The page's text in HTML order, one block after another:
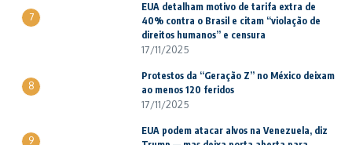
7
EUA detalham motivo de tarifa extra de
40% contra o Brasil e citam “violação de
direitos humanos” e censura
17/11/2025
8
Protestos da “Geração Z” no México deixam
ao menos 120 feridos
17/11/2025
9
EUA podem atacar alvos na Venezuela, diz